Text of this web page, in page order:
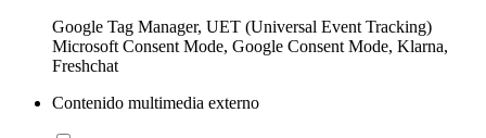
Google Tag Manager, UET (Universal Event Tracking)
Microsoft Consent Mode, Google Consent Mode, Klarna,
Freshchat
Contenido multimedia externo